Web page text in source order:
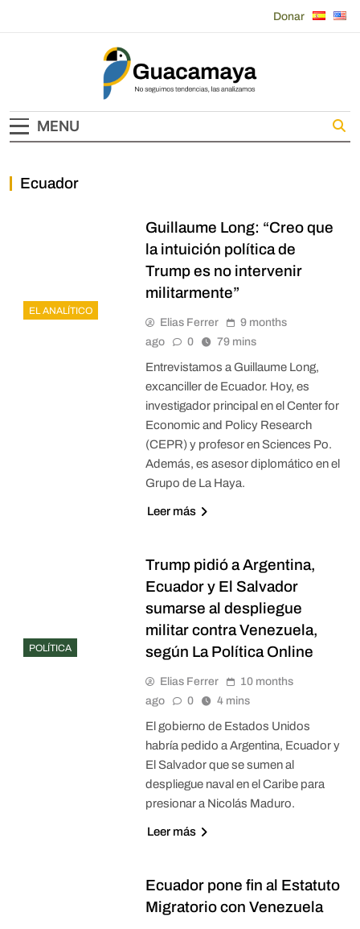
Donar
Guacamaya
MENU
Ecuador
EL ANALÍTICO
Guillaume Long: “Creo que
la intuición política de
Trump es no intervenir
militarmente”
Elias Ferrer
9 months
ago
0 79 mins
Entrevistamos a Guillaume Long,
excanciller de Ecuador. Hoy, es
investigador principal en el Center for
Economic and Policy Research
(CEPR) y profesor en Sciences Po.
Además, es asesor diplomático en el
Grupo de La Haya.
Leer más
POLÍTICA
Trump pidió a Argentina,
Ecuador y El Salvador
sumarse al despliegue
militar contra Venezuela,
según La Política Online
Elias Ferrer
10 months
ago
0 4 mins
El gobierno de Estados Unidos
habría pedido a Argentina, Ecuador y
El Salvador que se sumen al
despliegue naval en el Caribe para
presionar a Nicolás Maduro.
Leer más
Ecuador pone fin al Estatuto
Migratorio con Venezuela